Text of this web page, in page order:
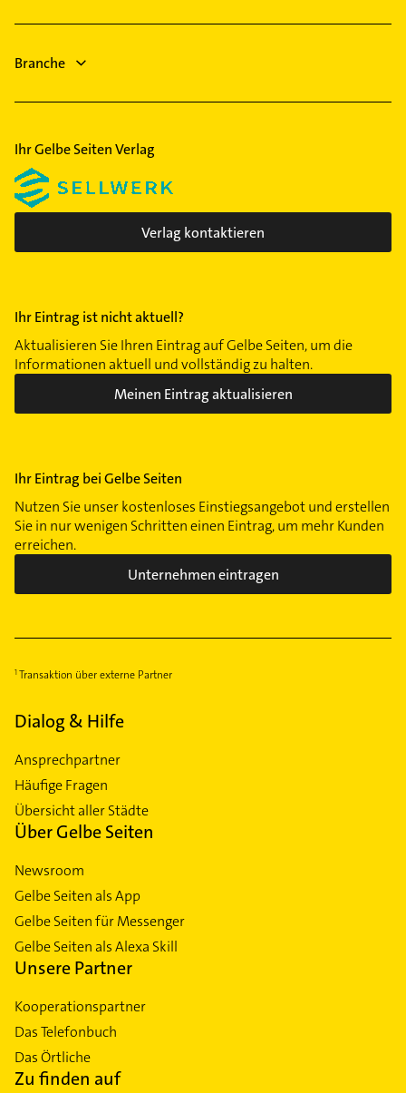
Hafen
Holthausen
Kaiserswerth
Lörick
Lohausen
Oberkassel
Pempelfort
Rath
Unterrath
Vennhausen
Wersten
Wittlaer
Physiotherapie
Gasinstallateur
Branche
Ihr Gelbe Seiten Verlag
Verlag kontaktieren
Ihr Eintrag ist nicht aktuell?
Aktualisieren Sie Ihren Eintrag auf Gelbe Seiten, um die
Informationen aktuell und vollständig zu halten.
Meinen Eintrag aktualisieren
Ihr Eintrag bei Gelbe Seiten
Nutzen Sie unser kostenloses Einstiegsangebot und erstellen
Sie in nur wenigen Schritten einen Eintrag, um mehr Kunden
erreichen.
Unternehmen eintragen
Transaktion über externe Partner
Dialog & Hilfe
Ansprechpartner
Häufige Fragen
Übersicht aller Städte
Über Gelbe Seiten
Newsroom
Gelbe Seiten als App
Gelbe Seiten für Messenger
Gelbe Seiten als Alexa Skill
Unsere Partner
Kooperationspartner
Das Telefonbuch
Das Örtliche
Zu finden auf